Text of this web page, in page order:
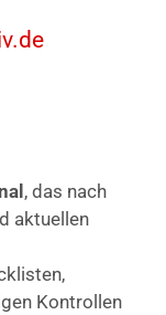
, das nach
aktuellen
Kontrollen